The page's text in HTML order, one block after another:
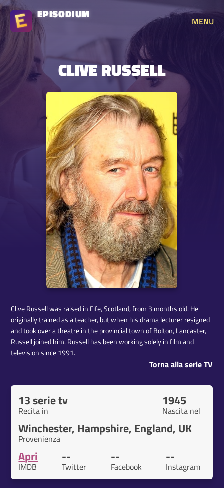
EPISODIUM
MENU
CLIVE RUSSELL
Clive Russell was raised in Fife, Scotland, from 3 months old. He
originally trained as a teacher, but when his drama lecturer resigned
and took over a theatre in the provincial town of Bolton, Lancaster,
Russell joined him. Russell has been working solely in film and
television since 1991.
Torna alla serie TV
13 serie tv
Recita in
1945
Nascita nel
Winchester, Hampshire, England, UK
Provenienza
Apri
IMDB
--
Twitter
--
Facebook
--
Instagram